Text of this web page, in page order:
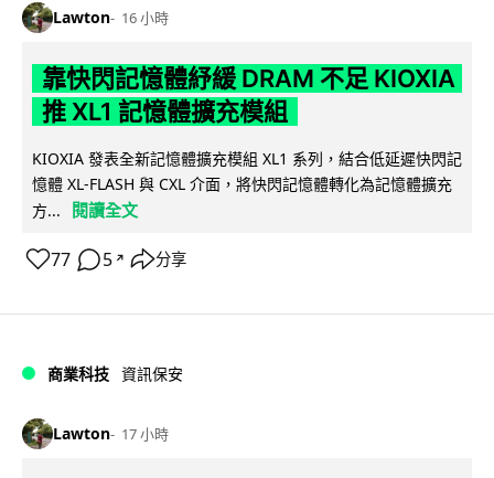
Lawton 16 小時
靠快閃記憶體紓緩 DRAM 不足 KIOXIA
推 XL1 記憶體擴充模組
KIOXIA 發表全新記憶體擴充模組 XL1 系列，結合低延遲快閃記
憶體 XL-FLASH 與 CXL 介面，將快閃記憶體轉化為記憶體擴充
方...
閱讀全文
77 5 ↗ 分享
商業科技 資訊保安
Lawton 17 小時